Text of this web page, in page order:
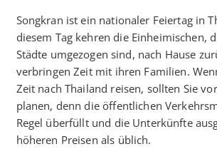
Songkran ist ein nationaler Feiertag in
diesem Tag kehren die Einheimischen,
Städte umgezogen sind, nach Hause
verbringen Zeit mit ihren Familien.
Zeit nach Thailand reisen, sollten Sie
planen, denn die öffentlichen
Regel überfüllt und die Unterkünfte
höheren Preisen als üblich.